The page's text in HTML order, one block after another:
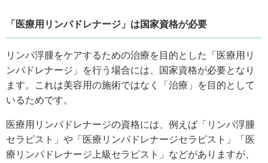
「医療用リンパドレナージ」は国家資格が必要
リンパ浮腫をケアするための治療を目的とした「医療用リ
ンパドレナージ」を行う場合には、国家資格が必要となり
ます。これは美容用の施術ではなく「治療」を目的として
いるためです。
医療用リンパドレナージの資格には、例えば「リンパ浮腫
セラピスト」や「医療リンパドレナージセラピスト」「医
療リンパドレナージ上級セラピスト」などがありますが、